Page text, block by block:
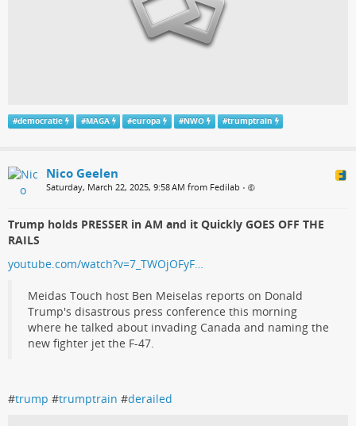
#democratie #MAGA #europa #NWO #trumptrain
Nico Geelen
Saturday, March 22, 2025, 9:58 AM from Fedilab •
Trump holds PRESSER in AM and it Quickly GOES OFF THE
RAILS
youtube.com/watch?v=7_TWOjOFyF…
Meidas Touch host Ben Meiselas reports on Donald
Trump's disastrous press conference this morning
where he talked about invading Canada and naming the
new fighter jet the F-47.
#trump #trumptrain #derailed